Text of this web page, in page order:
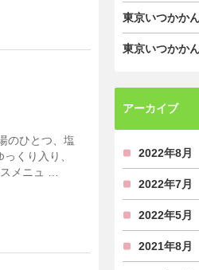
のひとつ、塩
くり入り、
メニュ …
東京いつかか
東京いつかか
アーカイブ
2022年8月
2022年7月
2022年5月
2021年8月